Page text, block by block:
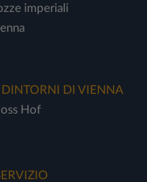
imperiali
DINTORNI DI VIENNA
Hof